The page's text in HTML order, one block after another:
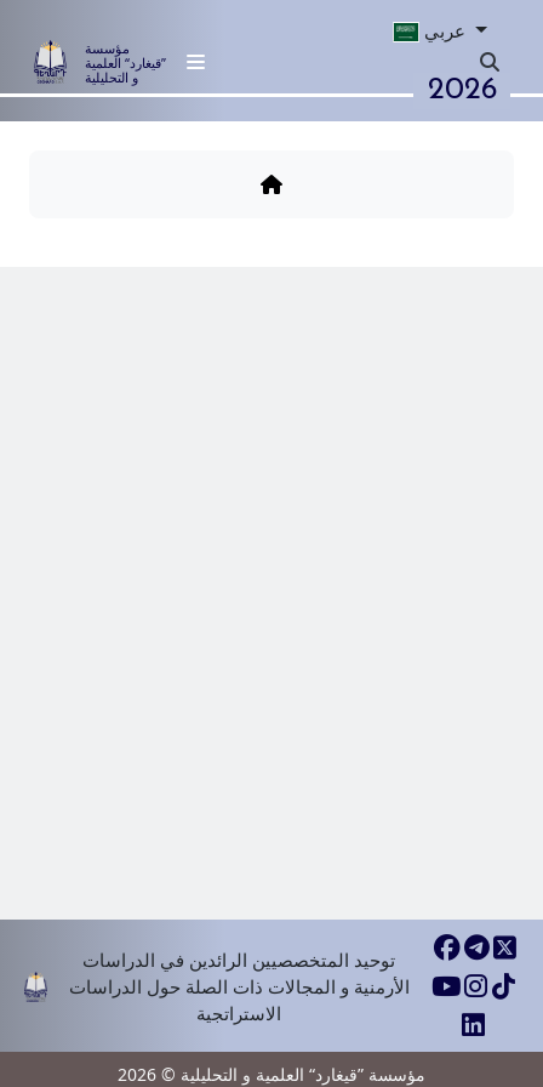
مؤسسة
”قيغارد“ العلمية
و التحليلية
عربي
2026
توحيد المتخصصيين الرائدين في الدراسات
الأرمنية و المجالات ذات الصلة حول الدراسات
الاستراتجية
مؤسسة ”قيغارد“ العلمية و التحليلية © 2026